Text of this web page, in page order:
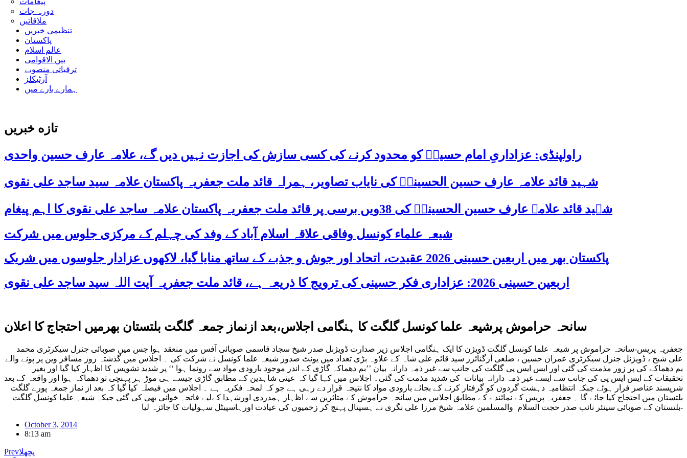
دورہ جات
ملاقاتیں
تنظیمی خبریں
پاکستان
عالم اسلام
بین الاقوامی
ترقیاتی منصوبے
آرٹیکلز
ہمارے بارے میں
تازه خبریں
راولپنڈی: عزاداریِ امام حسینؑ کو محدود کرنے کی کسی سازش کی اجازت نہیں دیں گے، علامہ عارف حسین واحدی
شہید قائد علامہ عارف حسین الحسینیؒ کی نایاب تصاویر، ہمراہ قائد ملت جعفریہ پاکستان علامہ سید ساجد علی نقوی
شہید قائد علامہ عارف حسین الحسینیؒ کی 38ویں برسی پر قائد ملت جعفریہ پاکستان علامہ ساجد علی نقوی کا اہم پیغام
شیعہ علماء کونسل وفاقی علاقہ اسلام آباد کے وفد کی چہلم کے مرکزی جلوس میں شرکت
پاکستان بھر میں اربعین حسینی 2026 عقیدت، اتحاد اور جوش و جذبے کے ساتھ منایا گیا، لاکھوں عزادار جلوسوں میں شریک
اربعین حسینی 2026: عزاداری فکر حسینی کی ترویج کا ذریعہ ہے، قائد ملت جعفریہ آیت اللہ سید ساجد علی نقوی
سانحہ حراموش پرشیعہ علما کونسل گلگت کا ہنگامی اجلاس،بعد ازنماز جمعہ گلگت بلتستان بھرمیں احتجاج کا اعلان
جعفریہ پریس-سانحہ حراموش پر شیعہ علما کونسل گلگت ڈویژن کا ایک ہنگامی اجلاس زیر صدارت ڈویژنل صدر شیخ سجاد قاسمی صوبائی آفس میں منعقد ہوا جس میں صوبائی جنرل سیکرٹری محمد
علی شیخ ، ڈویژنل جنرل سیکرٹری عمران حسین ، ضلعی آرگنائزر سید قائم علی شاہ کے علاوہ بڑی تعداد میں یونٹ صدور شیعہ علما کونسل نے شرکت کی ۔ اجلاس میں گذشتہ روز مسافر وین پر پونے والے
بم دھماکے کی پر زور مذمت کی گئی اور ایس ایس پی گلگت کی جانب سے غیر ذمہ دارانہ بیان ’’بم دھماک گاڑی کے اندر موجود بارودی مواد سے رونما ہوا ‘‘ پر شدید تشویس کا اظہار کیا گیا اور بغیر
تحقیقات کے ایس ایس پی کی جانب سے ایسے غیر ذمہ دارانہ
بیانات کی شدید مذمت کی گئی۔ اجلاس میں کہا گیا کہ عینی شاہدین کے مطابق گاڑی جیسے ہی موڑ ہر پہنچی تو دھماکہ ہوا اور واقعہ کے بعد
شرپسند عناصر فرار ہوئے جبکہ انتظامیہ دہشت گردوں کو گرفتار کرنے کے بجائے بارودی مواد کا نتیجہ قرار دے رہی ہے جو کہ لمحہ فکریہ ہے ۔ اجلاس میں فیصلہ کیا گیا کہ بعد از نماز جمعہ پورے گلگت
بلتستان میں احتجاج کیا جائے گا ۔ جعفریہ پریس کے نمائند ے کے مطابق اجلاس میں سانحہ حراموش کے متاثرین س ے ظ ہار ہمدردی اور شہدا کےلیے فاتحہ خوانی بھی کی گئی جبک ہ شیعہ علما کونسل گلگت
بلتستان کے صوبائی سینئر نائب صدر حجت السلام والمسلمین علامہ شیخ مرزا علی نگری ن ے ہسپتال پ ہنچ کر زخمیوں کی عیادت اور ہاسپیٹل س ہولیات کا جائز
لیا-
October 3, 2014
8:13 am
Prevپچھلا